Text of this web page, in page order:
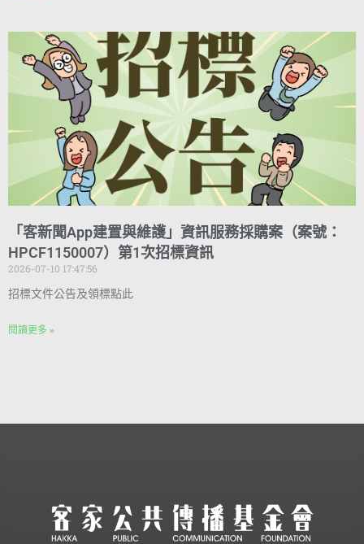
「客新聞App建置與維護」資訊服務採購案（案號：
HPCF1150007）第1次招標資訊
2026-07-10 17:47:56
招標文件公告及領標點此
閱讀更多 »